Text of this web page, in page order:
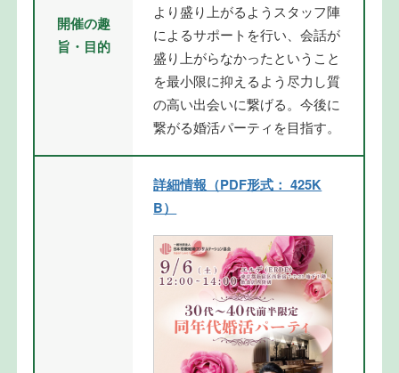
開催の趣
旨・目的
より盛り上がるようスタッフ陣
によるサポートを行い、会話が
盛り上がらなかったということ
を最小限に抑えるよう尽力し質
の高い出会いに繋げる。今後に
繋がる婚活パーティを目指す。
詳細情報（PDF形式： 425K
B）